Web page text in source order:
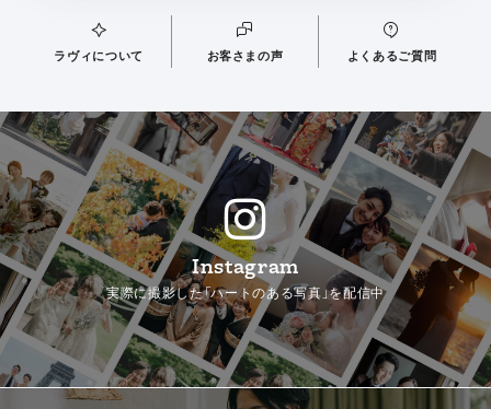
ラヴィについて お客さまの声 よくあるご質問
Instagram
実際に撮影した「ハートのある写真」を配信中